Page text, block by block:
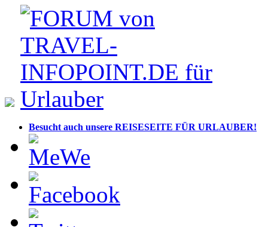
Besucht auch unsere REISESEITE FÜR URLAUBER!